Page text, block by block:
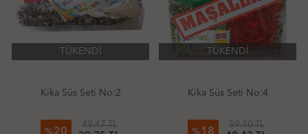
TÜKENDİ
Kika Süs Seti No:2
49.47 TL
TÜKENDİ
Kika Süs Seti No:4
59.10 TL